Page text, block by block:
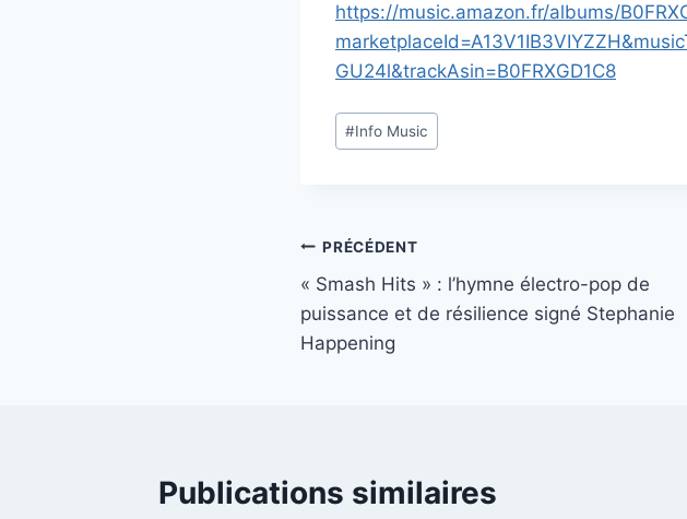
https://music.amazon.fr/albums/
GU24l&trackAsin=B0FRXGD1C8
Étiquettes
de
#Info Music
Navigation
de
l’article
PRÉCÉDENT
« Smash Hits » : l’hymne électro-pop de
puissance et de résilience signé Stephanie
Happening
Publications similaires